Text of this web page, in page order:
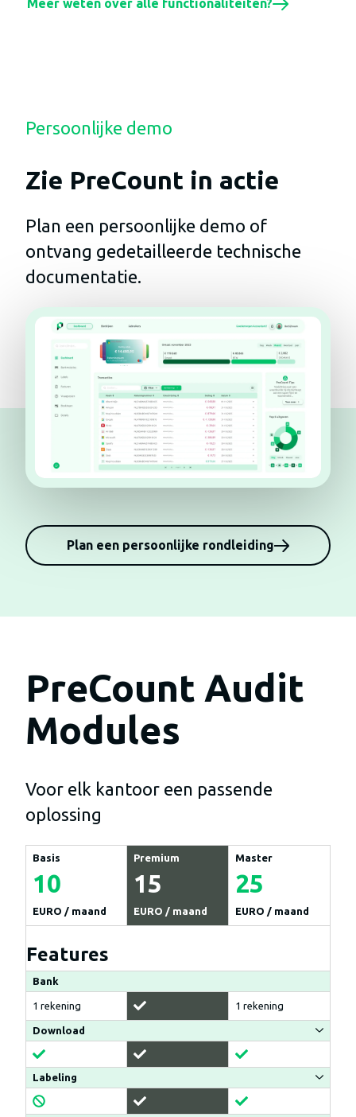
Meer weten over alle functionaliteiten?
Persoonlijke demo
Zie PreCount in actie
Plan een persoonlijke demo of
ontvang gedetailleerde technische
documentatie.
Plan een persoonlijke rondleiding
PreCount Audit
Modules
Voor elk kantoor een passende
oplossing
Basis
10
EURO / maand
Premium
15
EURO / maand
Master
25
EURO / maand
Features
Bank
1 rekening 1 rekening
Download
Included
Included
Labeling
Included